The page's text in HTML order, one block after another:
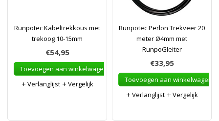
Runpotec Kabeltrekkous met
trekoog 10-15mm
€54,95
Toevoegen aan winkelwagen
Verlanglijst
Vergelijk
Runpotec Perlon Trekveer 20
meter Ø4mm met
RunpoGleiter
€33,95
Toevoegen aan winkelwagen
Verlanglijst
Vergelijk